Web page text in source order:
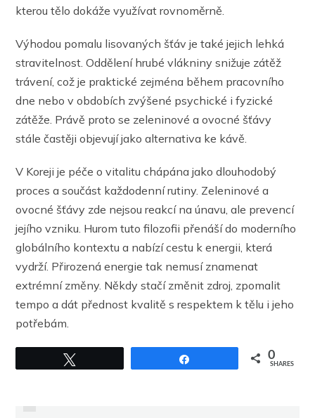
kterou tělo dokáže využívat rovnoměrně.
Výhodou pomalu lisovaných šťáv je také jejich lehká
stravitelnost. Oddělení hrubé vlákniny snižuje zátěž
trávení, což je praktické zejména během pracovního
dne nebo v obdobích zvýšené psychické i fyzické
zátěže. Právě proto se zeleninové a ovocné šťávy
stále častěji objevují jako alternativa ke kávě.
V Koreji je péče o vitalitu chápána jako dlouhodobý
proces a součást každodenní rutiny. Zeleninové a
ovocné šťávy zde nejsou reakcí na únavu, ale prevencí
jejího vzniku. Hurom tuto filozofii přenáší do moderního
globálního kontextu a nabízí cestu k energii, která
vydrží. Přirozená energie tak nemusí znamenat
extrémní změny. Někdy stačí změnit zdroj, zpomalit
tempo a dát přednost kvalitě s respektem k tělu i jeho
potřebám.
0
SHARES
PREVIOUS